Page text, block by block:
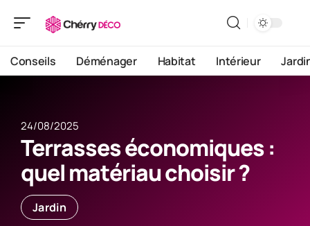
Conseils Déménager Habitat Intérieur
24/08/2025
Terrasses économiques :
quel matériau choisir ?
Jardin